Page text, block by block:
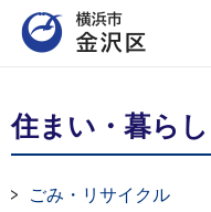
住まい・暮らし
ごみ・リサイクル